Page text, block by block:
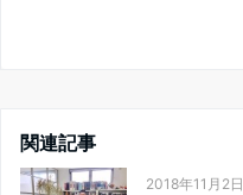
関連記事
2018年11月2日